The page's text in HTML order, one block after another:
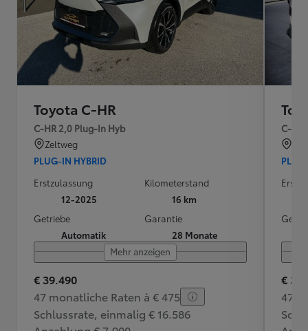
Toyota C-HR
C-HR 2,0 Plug-In Hyb
Zeltweg
PLUG-IN HYBRID
Erstzulassung
12-2025
Kilometerstand
16 km
Getriebe
Automatik
Garantie
28 Monate
Mehr anzeigen
€ 39.490
47 monatliche Raten à € 475
Schlussrate, einmalig € 16.586
C-HR
€
47